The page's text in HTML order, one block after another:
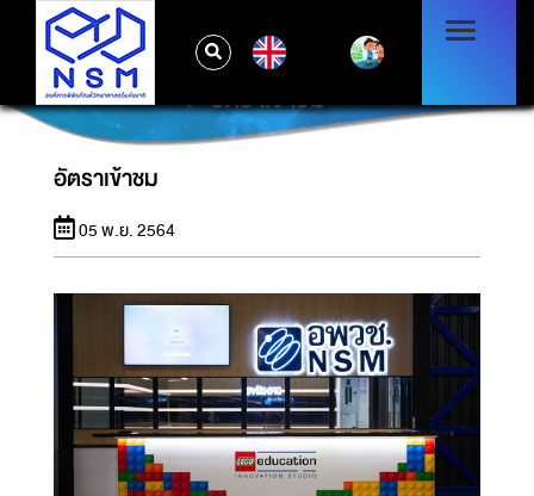
อัตราเข้าชม
อัตราเข้าชม
05 พ.ย. 2564